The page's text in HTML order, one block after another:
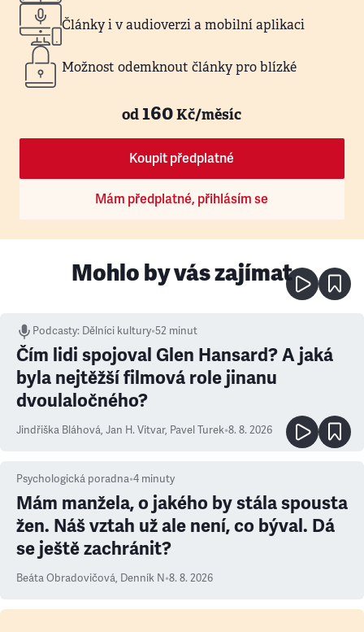
Články i v audioverzi a mobilní aplikaci
Možnost odemknout články pro blízké
od160Kč/měsíc
Koupit předplatné
Mám předplatné, přihlásím se
Mohlo by vás zajímat
Podcasty: Dělníci kultury•52 minut
Čím lidi spojoval Glen Hansard? A jaká
byla nejtěžší filmová role jinanu
dvoulaločného?
Jindřiška Bláhová, Jan H. Vitvar, Pavel Turek•8. 8. 2026
Psychologická poradna•4 minuty
Mám manžela, o jakého by stála spousta
žen. Náš vztah už ale není, co býval. Dá
se ještě zachránit?
Beáta Obradovičová, Denník N•8. 8. 2026